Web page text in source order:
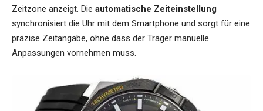
Zeitzone anzeigt. Die automatische Zeiteinstellung
synchronisiert die Uhr mit dem Smartphone und sorgt für eine
präzise Zeitangabe, ohne dass der Träger manuelle
Anpassungen vornehmen muss.